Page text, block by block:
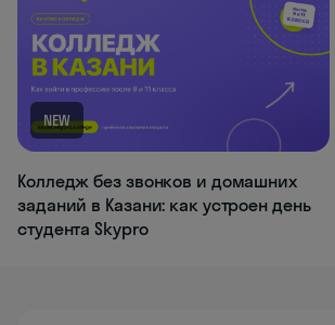
NEW
Колледж без звонков и домашних
заданий в Казани: как устроен день
студента Skypro